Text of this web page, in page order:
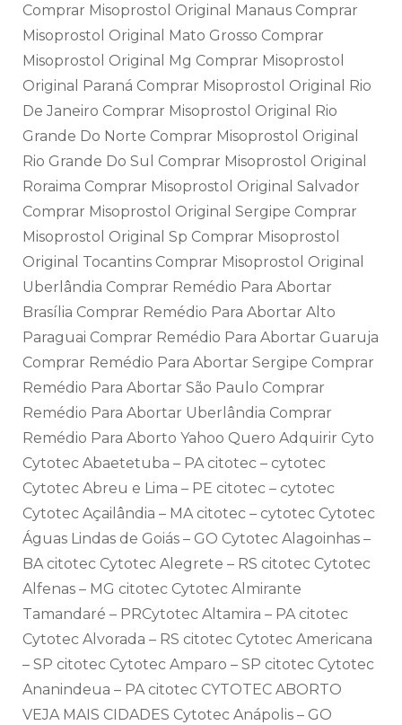
Comprar Misoprostol Original Manaus Comprar
Misoprostol Original Mato Grosso Comprar
Misoprostol Original Mg Comprar Misoprostol
Original Paraná Comprar Misoprostol Original Rio
De Janeiro Comprar Misoprostol Original Rio
Grande Do Norte Comprar Misoprostol Original
Rio Grande Do Sul Comprar Misoprostol Original
Roraima Comprar Misoprostol Original Salvador
Comprar Misoprostol Original Sergipe Comprar
Misoprostol Original Sp Comprar Misoprostol
Original Tocantins Comprar Misoprostol Original
Uberlândia Comprar Remédio Para Abortar
Brasília Comprar Remédio Para Abortar Alto
Paraguai Comprar Remédio Para Abortar Guaruja
Comprar Remédio Para Abortar Sergipe Comprar
Remédio Para Abortar São Paulo Comprar
Remédio Para Abortar Uberlândia Comprar
Remédio Para Aborto Yahoo Quero Adquirir Cyto
Cytotec Abaetetuba – PA citotec – cytotec
Cytotec Abreu e Lima – PE citotec – cytotec
Cytotec Açailândia – MA citotec – cytotec Cytotec
Águas Lindas de Goiás – GO Cytotec Alagoinhas –
BA citotec Cytotec Alegrete – RS citotec Cytotec
Alfenas – MG citotec Cytotec Almirante
Tamandaré – PRCytotec Altamira – PA citotec
Cytotec Alvorada – RS citotec Cytotec Americana
– SP citotec Cytotec Amparo – SP citotec Cytotec
Ananindeua – PA citotec CYTOTEC ABORTO
VEJA MAIS CIDADES Cytotec Anápolis – GO